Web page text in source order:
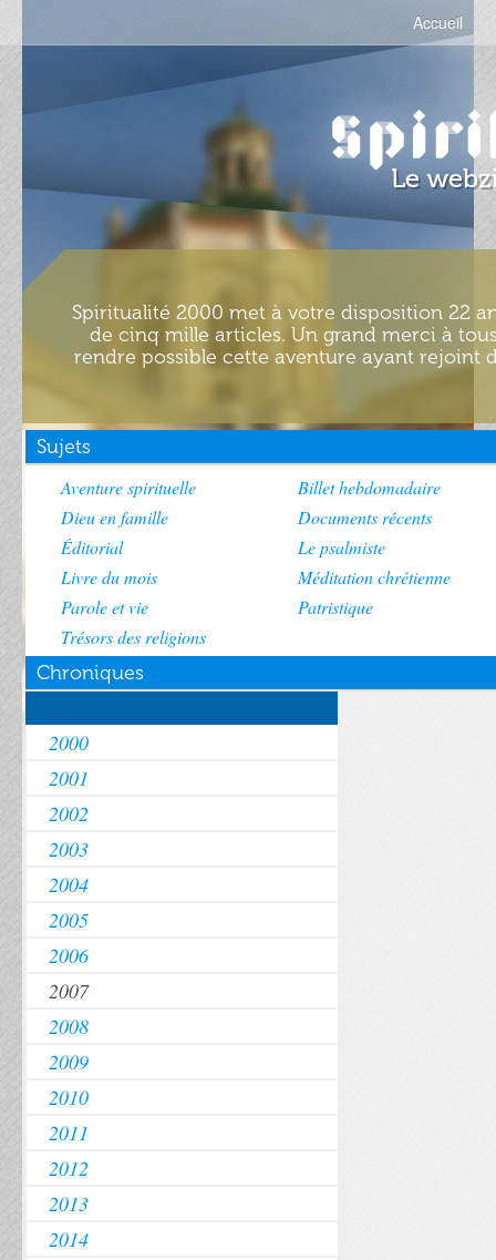
Accueil
Spiritualité 2000 met à votre disposition 22
de cinq mille articles. Un grand merci à
rendre possible cette aventure ayant rejoint
Sujets
Aventure spirituelle
Billet hebdomadaire
Dieu en famille
Documents récents
Éditorial
Le psalmiste
Livre du mois
Méditation chrétienne
Parole et vie
Patristique
Trésors des religions
Chroniques
2000
2001
2002
2003
2004
2005
2006
2007
2008
2009
2010
2011
2012
2013
2014